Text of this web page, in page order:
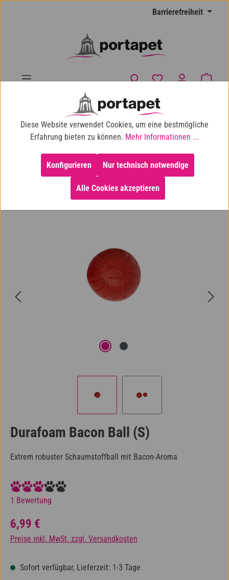
Barrierefreiheit
Du hast 0
10% Shop-Rabatt ab 100 € Einkaufswert
Hund Hundespielzeug Kauspielzeug
Durafoam Bacon Ball (S)
Extrem robuster Schaumstoffball mit Bacon-Aroma
Durchschnittliche Bewertung von 3 von 5 Sternen
1 Bewertung
Regulärer Preis:
6,99 €
Preise inkl. MwSt. zzgl. Versandkosten
Sofort verfügbar, Lieferzeit: 1-3 Tage
Diese Website verwendet Cookies, um eine bestmögliche
Erfahrung bieten zu können. Mehr Informationen ...
Konfigurieren
Alle Cookies akzeptieren
Nur technisch notwendige